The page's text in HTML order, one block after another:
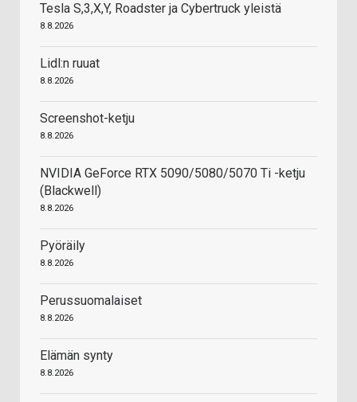
Tesla S,3,X,Y, Roadster ja Cybertruck yleistä
8.8.2026
Lidl:n ruuat
8.8.2026
Screenshot-ketju
8.8.2026
NVIDIA GeForce RTX 5090/5080/5070 Ti -ketju
(Blackwell)
8.8.2026
Pyöräily
8.8.2026
Perussuomalaiset
8.8.2026
Elämän synty
8.8.2026